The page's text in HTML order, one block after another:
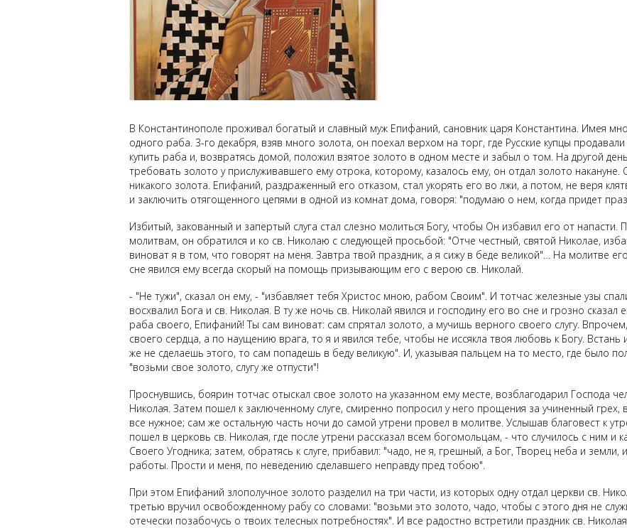
В Константинополе проживал богатый и славный муж Епифаний, сановник царя Константина. Имея
одного раба. 3-го декабря, взяв много золота, он поехал верхом на торг, где Русские купцы
купить раба и, возвратясь домой, положил взятое золото в одном месте и забыл о том. На другой
требовать золото у прислуживавшего ему отрока, которому, казалось ему, он отдал золото накануне.
никакого золота. Епифаний, раздраженный его отказом, стал укорять его во лжи, а потом, не веря
и заключить отягощенного цепями в одной из комнат дома, говоря: "подумаю о нем, когда придет
Избитый, закованный и запертый слуга стал слезно молиться Богу, чтобы Он избавил его от напасти.
молитвам, он обратился и ко св. Николаю с следующей просьбой: "Отче честный, святой Николае,
виноват я в том, что говорят на меня. Завтра твой праздник, а я сижу в беде великой"… На молитве
сне явился ему всегда скорый на помощь призывающим его с верою св. Николай.
- "Не тужи", сказал он ему, - "избавляет тебя Христос мною, рабом Своим". И тотчас железные узы
восхвалил Бога и св. Николая. В ту же ночь св. Николай явился и господину его во сне и грозно
раба своего, Епифаний! Ты сам виноват: сам спрятал золото, а мучишь верного своего слугу.
своего сердца, а по наущению врага, то я и явился тебе, чтобы не иссякла твоя любовь к Богу. Встань
же не сделаешь этого, то сам попадешь в беду великую". И, указывая пальцем на то место, где было
"возьми свое золото, слугу же отпусти"!
Проснувшись, боярин тотчас отыскал свое золото на указанном ему месте, возблагодарил Господа
Николая. Затем пошел к заключенному слуге, смиренно попросил у него прощения за учиненный грех,
все нужное; сам же остальную часть ночи до самой утрени провел в молитве. Услышав благовест к
пошел в церковь св. Николая, где после утрени рассказал всем богомольцам, - что случилось с ним и
Своего Угодника; затем, обратясь к слуге, прибавил: "чадо, не я, грешный, а Бог, Творец неба и
работы. Прости и меня, по неведению сделавшего неправду пред тобою".
При этом Епифаний злополучное золото разделил на три части, из которых одну отдал церкви св.
третью вручил освобожденному рабу со словами: "возьми это золото, чадо, чтобы с этого дня не
отечески позабочусь о твоих телесных потребностях". И все радостно встретили праздник св.